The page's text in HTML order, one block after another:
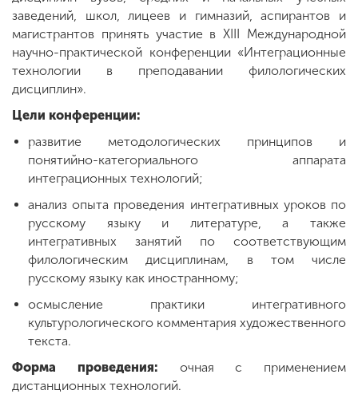
заведений, школ, лицеев и гимназий, аспирантов и
магистрантов принять участие в XIII Международной
научно-практической конференции «Интеграционные
технологии в преподавании филологических
дисциплин».
Цели конференции:
развитие методологических принципов и
понятийно-категориального аппарата
интеграционных технологий;
анализ опыта проведения интегративных уроков по
русскому языку и литературе, а также
интегративных занятий по соответствующим
филологическим дисциплинам, в том числе
русскому языку как иностранному;
осмысление практики интегративного
культурологического комментария художественного
текста.
Форма проведения: очная с применением
дистанционных технологий.